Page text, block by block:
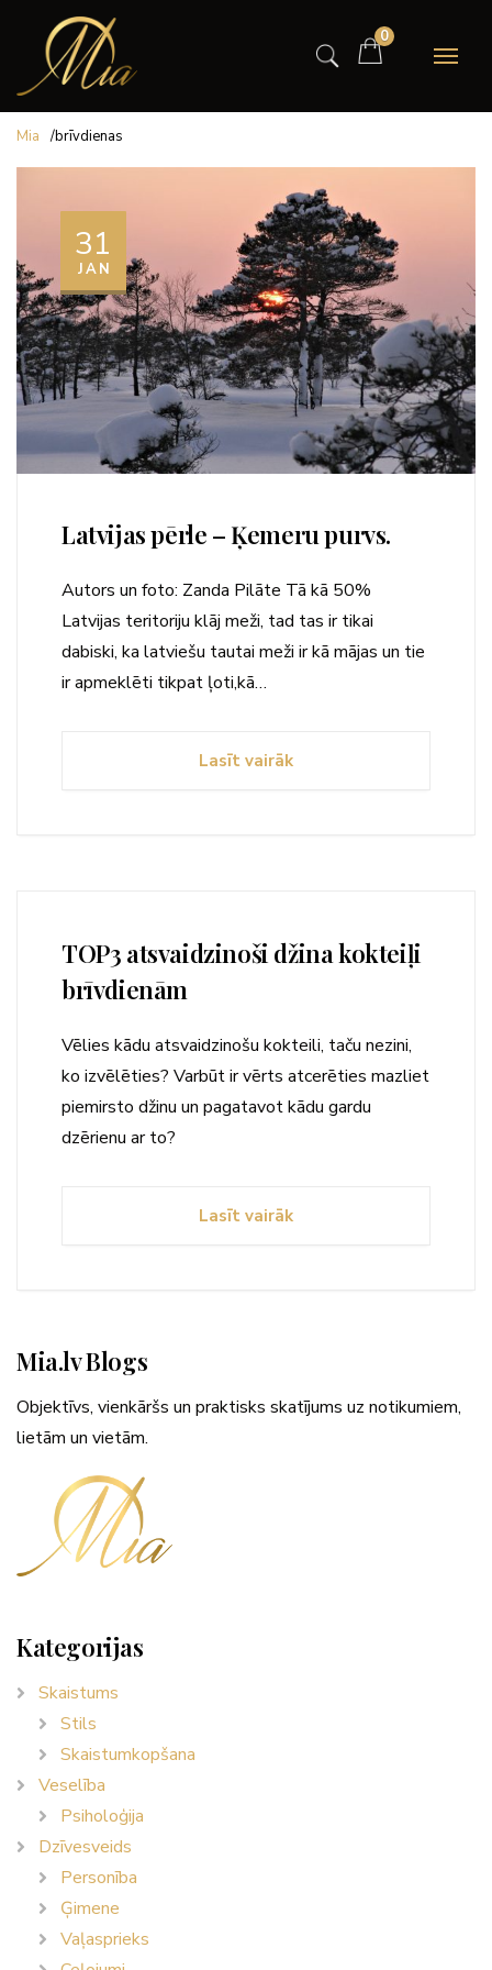
0
Mia /brīvdienas
31
JAN
Latvijas pērle – Ķemeru purvs.
Autors un foto: Zanda Pilāte Tā kā 50%
Latvijas teritoriju klāj meži, tad tas ir tikai
dabiski, ka latviešu tautai meži ir kā mājas un tie
ir apmeklēti tikpat ļoti,kā…
Lasīt vairāk
TOP3 atsvaidzinoši džina kokteiļi
brīvdienām
Vēlies kādu atsvaidzinošu kokteili, taču nezini,
ko izvēlēties? Varbūt ir vērts atcerēties mazliet
piemirsto džinu un pagatavot kādu gardu
dzērienu ar to?
Lasīt vairāk
Mia.lv Blogs
Objektīvs, vienkāršs un praktisks skatījums uz notikumiem,
lietām un vietām.
Kategorijas
Skaistums
Stils
Skaistumkopšana
Veselība
Psiholoģija
Dzīvesveids
Personība
Ģimene
Vaļasprieks